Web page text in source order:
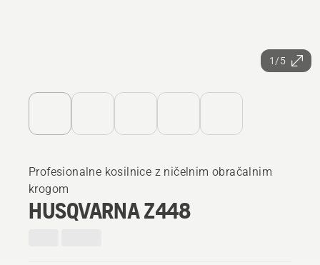
1/5
Profesionalne kosilnice z ničelnim obračalnim
krogom
HUSQVARNA Z448